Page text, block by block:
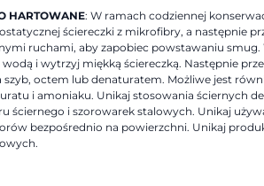
HARTOWANE: W ramach codziennej
ściereczki z mikrofibry, a następnie
ruchami, aby zapobiec powstawaniu
wodą i wytrzyj miękką ściereczką. Następnie
szyb, octem lub denaturatem. Możliwe jest
i amoniaku. Unikaj stosowania ściernych
ściernego i szorowarek stalowych. Unikaj
bezpośrednio na powierzchni. Unikaj